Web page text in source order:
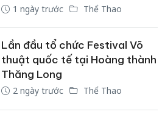
1 ngày trước Thể Thao
Lần đầu tổ chức Festival Võ
thuật quốc tế tại Hoàng thành
Thăng Long
2 ngày trước Thể Thao